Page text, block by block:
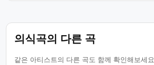
의식곡의 다른 곡
같은 아티스트의 다른 곡도 함께 확인해보세요.